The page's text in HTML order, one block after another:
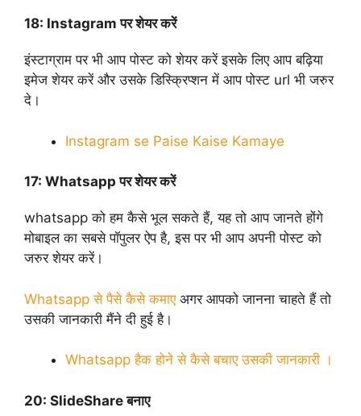
18: Instagram पर शेयर करें
इंस्टाग्राम पर भी आप पोस्ट को शेयर करें इसके लिए आप बढ़िया
इमेज शेयर करें और उसके डिस्क्रिप्शन में आप पोस्ट url भी जरुर
दे।
Instagram se Paise Kaise Kamaye
17: Whatsapp पर शेयर करें
whatsapp को हम कैसे भूल सकते हैं, यह तो आप जानते होंगे
मोबाइल का सबसे पॉपुलर ऐप है, इस पर भी आप अपनी पोस्ट को
जरुर शेयर करें।
Whatsapp से पैसे कैसे कमाएअगर आपको जानना चाहते हैं तो
उसकी जानकारी मैंने दी हुई है।
Whatsapp हैक होने से कैसे बचाए उसकी जानकारी ।
20: SlideShare बनाए